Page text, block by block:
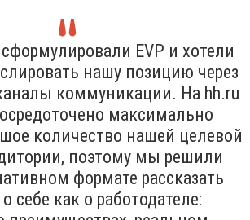
EVP и хотели
нашу позицию через
коммуникации. На hh.ru
максимально
количество нашей целевой
поэтому мы решили
формате рассказать
о себе как о работодателе: